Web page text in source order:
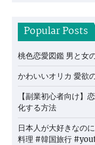
Popular Posts
桃色恋愛図鑑 男と女
かわいいオリカ 愛欲
【副業初心者向け】
化する方法
日本人が大好きなの
料理 #韓国旅行